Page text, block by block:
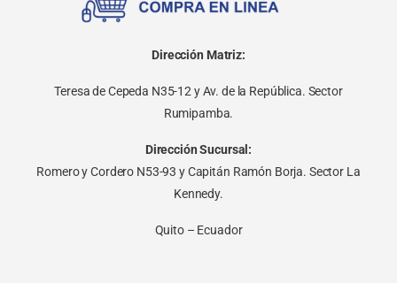
Dirección Matriz:
Teresa de Cepeda N35-12 y Av. de la República. Sector
Rumipamba.
Dirección Sucursal:
Romero y Cordero N53-93 y Capitán Ramón Borja. Sector La
Kennedy.
Quito – Ecuador